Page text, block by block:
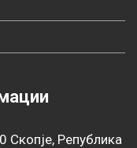
Скопје, Република